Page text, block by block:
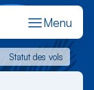
Menu
Statut des vols
Statut des vols